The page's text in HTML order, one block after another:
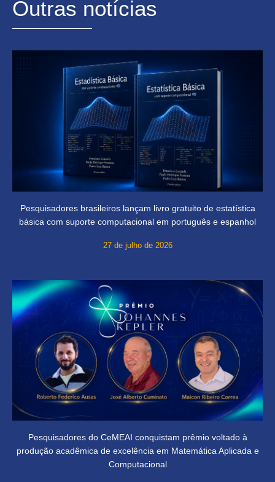
Outras notícias
Pesquisadores brasileiros lançam livro gratuito de estatística
básica com suporte computacional em português e espanhol
27 de julho de 2026
Pesquisadores do CeMEAI conquistam prêmio voltado à
produção acadêmica de excelência em Matemática Aplicada e
Computacional